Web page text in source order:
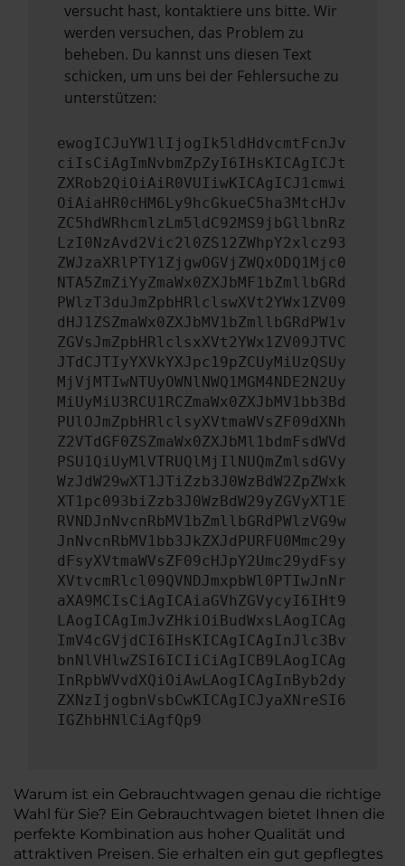
versucht hast, kontaktiere uns bitte. Wir
werden versuchen, das Problem zu
beheben. Du kannst uns diesen Text
schicken, um uns bei der Fehlersuche zu
unterstützen:
ewogICJuYW1lIjogIk5ldHdvcmtFcnJv
ciIsCiAgImNvbmZpZyI6IHsKICAgICJt
ZXRob2QiOiAiR0VUIiwKICAgICJ1cmwi
OiAiaHR0cHM6Ly9hcGkueC5ha3MtcHJv
ZC5hdWRhcmlzLm5ldC92MS9jbGllbnRz
LzI0NzAvd2Vic2l0ZS12ZWhpY2xlcz93
ZWJzaXRlPTY1ZjgwOGVjZWQxODQ1Mjc0
NTA5ZmZiYyZmaWx0ZXJbMF1bZmllbGRd
PWlzT3duJmZpbHRlclswXVt2YWx1ZV09
dHJ1ZSZmaWx0ZXJbMV1bZmllbGRdPW1v
ZGVsJmZpbHRlclsxXVt2YWx1ZV09JTVC
JTdCJTIyYXVkYXJpc19pZCUyMiUzQSUy
MjVjMTIwNTUyOWNlNWQ1MGM4NDE2N2Uy
MiUyMiU3RCU1RCZmaWx0ZXJbMV1bb3Bd
PUlOJmZpbHRlclsyXVtmaWVsZF09dXNh
Z2VTdGF0ZSZmaWx0ZXJbMl1bdmFsdWVd
PSU1QiUyMlVTRUQlMjIlNUQmZmlsdGVy
WzJdW29wXT1JTiZzb3J0WzBdW2ZpZWxk
XT1pc093biZzb3J0WzBdW29yZGVyXT1E
RVNDJnNvcnRbMV1bZmllbGRdPWlzVG9w
JnNvcnRbMV1bb3JkZXJdPURFU0Mmc29y
dFsyXVtmaWVsZF09cHJpY2Umc29ydFsy
XVtvcmRlcl09QVNDJmxpbWl0PTIwJnNr
aXA9MCIsCiAgICAiaGVhZGVycyI6IHt9
LAogICAgImJvZHkiOiBudWxsLAogICAg
ImV4cGVjdCI6IHsKICAgICAgInJlc3Bv
bnNlVHlwZSI6ICIiCiAgICB9LAogICAg
InRpbWVvdXQiOiAwLAogICAgInByb2dy
ZXNzIjogbnVsbCwKICAgICJyaXNreSI6
IGZhbHNlCiAgfQp9
Warum ist ein Gebrauchtwagen genau die richtige
Wahl für Sie? Ein Gebrauchtwagen bietet Ihnen die
perfekte Kombination aus hoher Qualität und
attraktiven Preisen. Sie erhalten ein gut gepflegtes